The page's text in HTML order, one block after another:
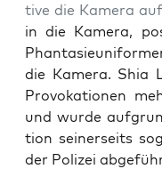
ti­ve die Kame­ra auf
in die Kame­ra,
die Kame­ra. Shia
Pro­vo­ka­tio­nen
und wur­de
ti­on sei­ner­seits
der Poli­zei